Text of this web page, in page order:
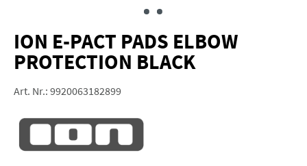
ION E-PACT PADS ELBOW
PROTECTION BLACK
Art. Nr.: 9920063182899